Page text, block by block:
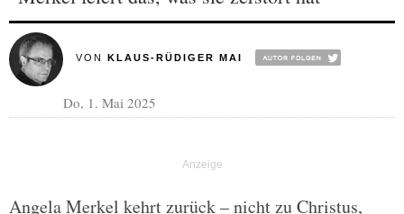
VON KLAUS-RÜDIGER MAI
Do, 1. Mai 2025
Angela Merkel kehrt zurück – nicht zu Christus,